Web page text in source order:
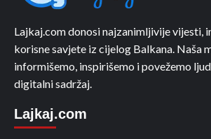
Lajkaj.com donosi najzanimljivije vijesti,
korisne savjete iz cijelog Balkana. Naša
informišemo, inspirišemo i povežemo
digitalni sadržaj.
Lajkaj.com